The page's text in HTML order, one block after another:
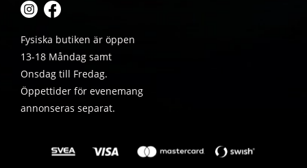
Fysiska butiken är öppen
13-18 Måndag samt
Onsdag till Fredag.
Öppettider för evenemang
annonseras separat.